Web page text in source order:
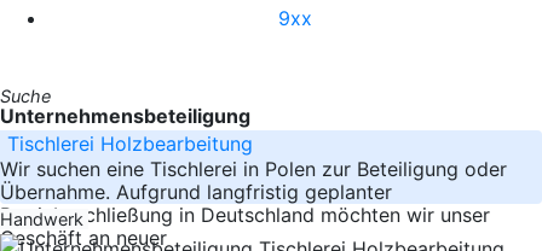
9xx
Suche
Unternehmensbeteiligung
Tischlerei Holzbearbeitung
Wir suchen eine Tischlerei in Polen zur Beteiligung oder
Übernahme. Aufgrund langfristig geplanter
Betriebsschließung in Deutschland möchten wir unser
Geschäft an neuer
Handwerk